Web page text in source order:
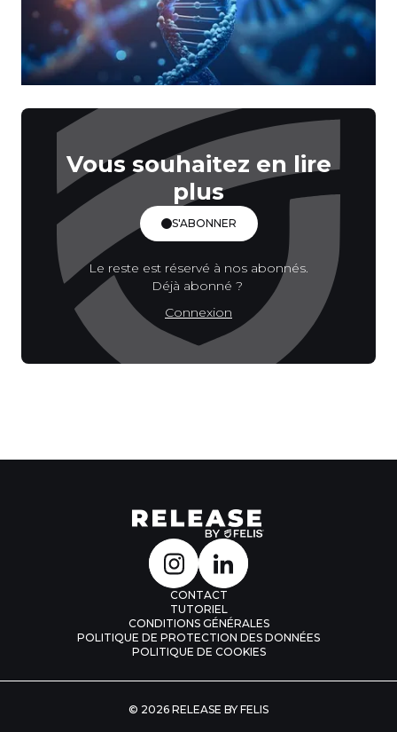
Vous souhaitez en lire
plus
S'ABONNER
Le reste est réservé à nos abonnés.
Déjà abonné ?
Connexion
CONTACT
TUTORIEL
CONDITIONS GÉNÉRALES
POLITIQUE DE PROTECTION DES DONNÉES
POLITIQUE DE COOKIES
© 2026 RELEASE BY FELIS